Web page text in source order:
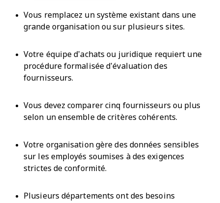
Vous remplacez un système existant dans une
grande organisation ou sur plusieurs sites.
Votre équipe d’achats ou juridique requiert une
procédure formalisée d’évaluation des
fournisseurs.
Vous devez comparer cinq fournisseurs ou plus
selon un ensemble de critères cohérents.
Votre organisation gère des données sensibles
sur les employés soumises à des exigences
strictes de conformité.
Plusieurs départements ont des besoins